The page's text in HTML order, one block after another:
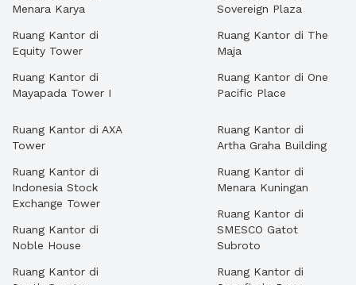
Menara Karya
Ruang Kantor di
Equity Tower
Ruang Kantor di
Mayapada Tower I
Sovereign Plaza
Ruang Kantor di The
Maja
Ruang Kantor di One
Pacific Place
Ruang Kantor di AXA
Tower
Ruang Kantor di
Indonesia Stock
Exchange Tower
Ruang Kantor di
Noble House
Ruang Kantor di
Ruang Kantor di
Artha Graha Building
Ruang Kantor di
Menara Kuningan
Ruang Kantor di
SMESCO Gatot
Subroto
Ruang Kantor di